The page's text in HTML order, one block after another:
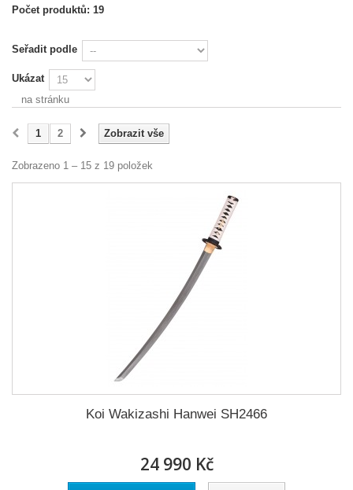
Počet produktů: 19
Seřadit podle
Ukázat
na stránku
Zobrazit vše
1 2
Zobrazeno 1 – 15 z 19 položek
Koi Wakizashi Hanwei SH2466
24 990 Kč